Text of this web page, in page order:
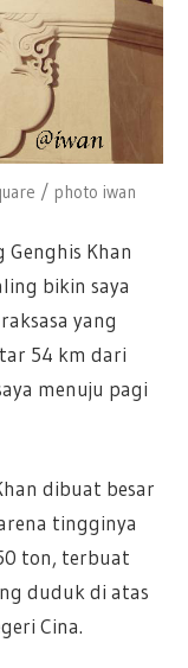
/ photo iwan
Khan
bikin saya
yang
54 km dari
menuju pagi
dibuat besar
tingginya
ton, terbuat
duduk di atas
Cina.